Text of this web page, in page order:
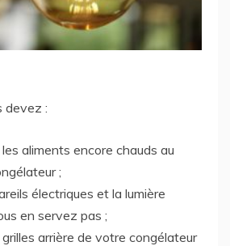
devez :
aliments encore chauds au
;
électriques et la lumière
en servez pas ;
arrière de votre congélateur